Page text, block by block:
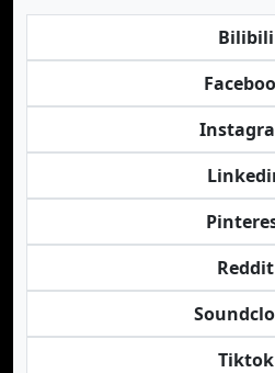
Bilibili
Reddit
Tiktok